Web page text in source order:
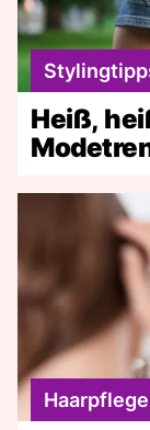
Heiß,